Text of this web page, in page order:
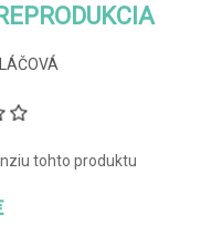
tohto produktu